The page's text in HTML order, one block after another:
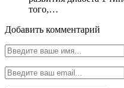
того,…
Добавить комментарий